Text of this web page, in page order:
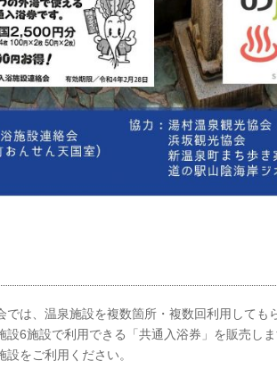
では、温泉施設を複数箇所・複数回利用しても
6施設で利用できる「共通入浴券」を販売しま
をご利用ください。